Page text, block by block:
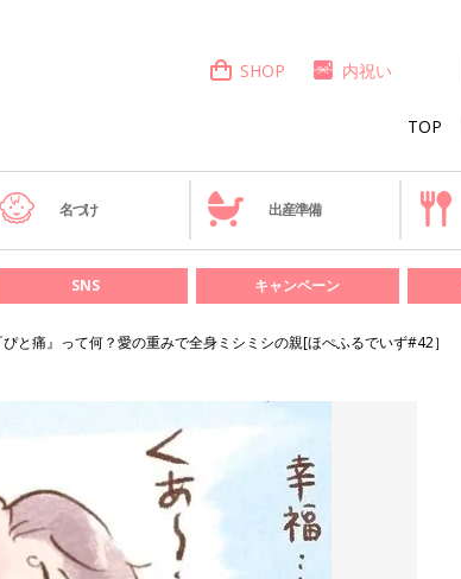
TOP
SHOP 内祝い
名づけ 出産準備
SNS キャンペーン
ぴと痛』って何？愛の重みで全身ミシミシの親[ほぺふるでいず#42］